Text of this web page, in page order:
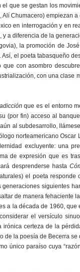
que se gestan los
Chumacero) empiezan
en interrogación y en
a diferencia de la
la promoción de
el poeta tabasqueño
con asombro
con una clase
que es el entorno
(por fin) acceso al
al subdesarrollo,
norteamericano
excluyente: una
de expresión que es
desprenderse hasta
el poeta responde
siguientes
de manera fehaciente
a la década de 1960,
el versículo
irónica certeza de la
de la poesía de Becerra
único paraíso cuya